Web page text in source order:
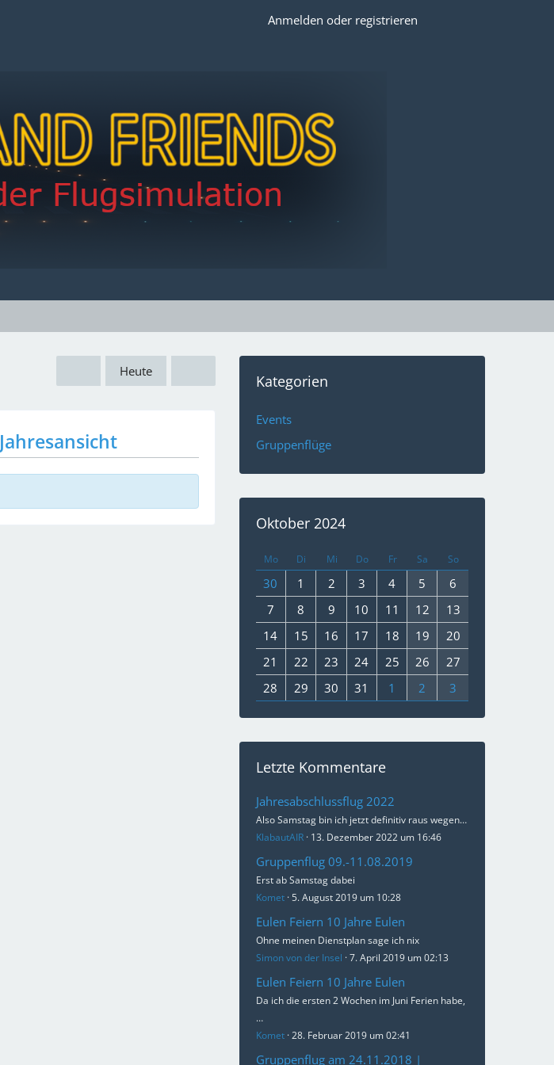
Anmelden oder registrieren
Heute
Jahresansicht
Kategorien
Events
Gruppenflüge
Oktober 2024
Mo Di Mi Do Fr Sa So
30 1 2 3 4 5
6
7
8 9 10 11 12
13
14
15 16 17 18 19
20
21
22 23 24 25 26
27
28
29 30 31 1 2 3
Letzte Kommentare
Jahresabschlussflug 2022
Also Samstag bin ich jetzt definitiv raus wegen…
KlabautAIR
13. Dezember 2022 um 16:46
Gruppenflug 09.-11.08.2019
Erst ab Samstag dabei
Komet 5. August 2019 um 10:28
Eulen Feiern 10 Jahre Eulen
Ohne meinen Dienstplan sage ich nix
Simon von der Insel 7. April 2019 um 02:13
Eulen Feiern 10 Jahre Eulen
Da ich die ersten 2 Wochen im Juni Ferien habe,
…
Komet 28. Februar 2019 um 02:41
Gruppenflug am 24.11.2018 |